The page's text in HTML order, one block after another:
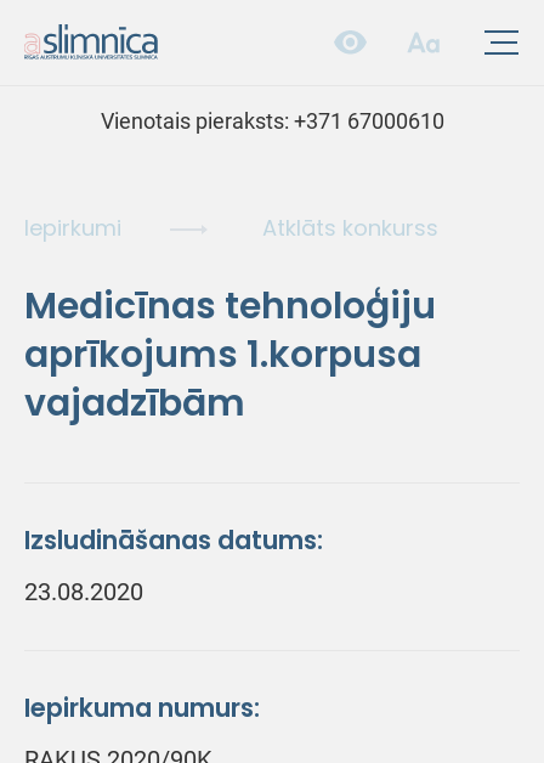
Vienotais pieraksts: +371 67000610
Iepirkumi Atklāts konkurss
Medicīnas tehnoloģiju
aprīkojums 1.korpusa
vajadzībām
Izsludināšanas datums:
23.08.2020
Iepirkuma numurs: